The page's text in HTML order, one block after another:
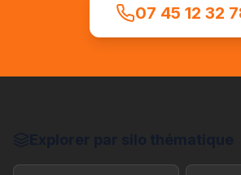
07 45 12 32